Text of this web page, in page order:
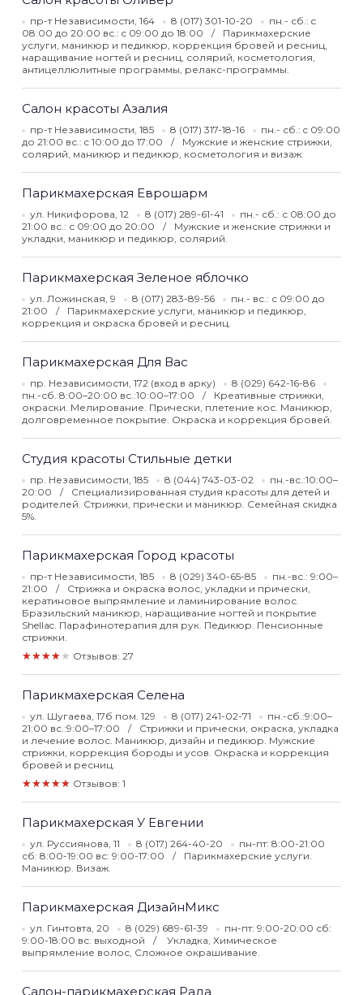
пр-т Независимости, 164 8 (017) 301-10-20
пн.- сб.: c
08:00 до 20:00 вс.: c 09:00 до 18:00
Парикмахерские
услуги, маникюр и педикюр, коррекция бровей и ресниц,
наращивание ногтей и ресниц, солярий, косметология,
антицеллюлитные программы, релакс-программы.
Салон красоты Азалия
пр-т Независимости, 185 8 (017) 317-18-16
пн.- сб.: c 09:00
до 21:00 вс.: c 10:00 до 17:00
Мужские и женские стрижки,
солярий, маникюр и педикюр, косметология и визаж.
Парикмахерская Еврошарм
ул. Никифорова, 12 8 (017) 289-61-41
пн.- сб.: с 08:00 до
21:00 вс.: с 09:00 до 20:00
Мужские и женские стрижки и
укладки, маникюр и педикюр, солярий.
Парикмахерская Зеленое яблочко
ул. Ложинская, 9 8 (017) 283-89-56
пн.- вс.: с 09:00 до
21:00
Парикмахерские услуги, маникюр и педикюр,
коррекция и окраска бровей и ресниц.
Парикмахерская Для Вас
пр. Независимости, 172 (вход в арку)
8 (029) 642-16-86
пн.-сб.:8:00–20:00 вс.:10:00–17:00
Креативные стрижки,
окраски. Мелирование. Прически, плетение кос. Маникюр,
долговременное покрытие. Окраска и коррекция бровей.
Студия красоты Стильные детки
пр. Независимости, 185 8 (044) 743-03-02
пн.-вс.:10:00–
20:00
Специализированная студия красоты для детей и
родителей. Стрижки, прически и маникюр. Семейная скидка
5%.
Парикмахерская Город красоты
пр-т Независимости, 185 8 (029) 340-65-85
пн.-вс.: 9:00–
21:00
Стрижка и окраска волос, укладки и прически,
кератиновое выпрямление и ламинирование волос.
Бразильский маникюр, наращивание ногтей и покрытие
Shellac. Парафинотерапия для рук. Педикюр. Пенсионные
стрижки.
★★★★★ Отзывов: 27
Парикмахерская Селена
ул. Шугаева, 17б пом. 129 8 (017) 241-02-71
пн.-сб.:9:00–
21:00 вс.:9:00–17:00
Стрижки и прически, окраска, укладка
и лечение волос. Маникюр, дизайн и педикюр. Мужские
стрижки, коррекция бороды и усов. Окраска и коррекция
бровей и ресниц.
★★★★★ Отзывов: 1
Парикмахерская У Евгении
ул. Руссиянова, 11 8 (017) 264-40-20
пн-пт: 8:00-21:00
сб: 8:00-19:00 вс: 9:00-17:00
Парикмахерские услуги.
Маникюр. Визаж.
Парикмахерская ДизайнМикс
ул. Гинтовта, 20 8 (029) 689-61-39
пн-пт: 9:00-20:00 сб:
9:00-18:00 вс: выходной
Укладка, Химическое
выпрямление волос, Сложное окрашивание.
Салон-парикмахерская Рада